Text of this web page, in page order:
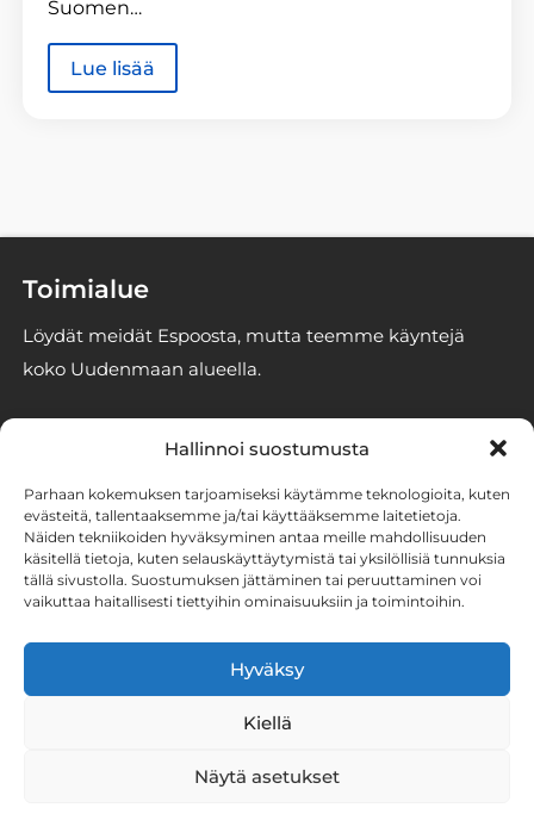
Hallinnoi suostumusta
Parhaan kokemuksen tarjoamiseksi käytämme teknologioita, kuten
evästeitä, tallentaaksemme ja/tai käyttääksemme laitetietoja.
Näiden tekniikoiden hyväksyminen antaa meille mahdollisuuden
käsitellä tietoja, kuten selauskäyttäytymistä tai yksilöllisiä tunnuksia
tällä sivustolla. Suostumuksen jättäminen tai peruuttaminen voi
vaikuttaa haitallisesti tiettyihin ominaisuuksiin ja toimintoihin.
Hyväksy
Kiellä
Näytä asetukset
Suomen…
Lue lisää
Toimialue
Löydät meidät Espoosta, mutta teemme käyntejä
koko Uudenmaan alueella.
050 3293246
2861186-6 (Stener Oy)
Tutustu homekoirien
työhön somessa